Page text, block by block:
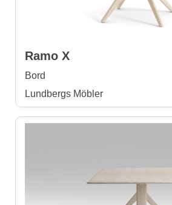
Ramo X
Bord
Lundbergs Möbler